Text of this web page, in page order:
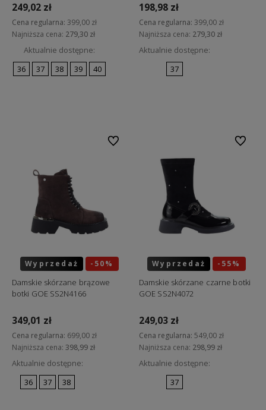
249,02 zł
Cena regularna: 399,00 zł
Najniższa cena: 279,30 zł
Aktualnie dostępne:
36
37 38 39 40
198,98 zł
Cena regularna: 399,00 zł
Najniższa cena: 279,30 zł
Aktualnie dostępne:
37
-50%
Okazja
Wyprzedaż
Damskie skórzane brązowe
botki GOE SS2N4166
349,01 zł
Cena regularna: 699,00 zł
Najniższa cena: 398,99 zł
Aktualnie dostępne:
36
37 38
Do ulubionych
-55%
Okazja
Wyprzedaż
Damskie skórzane czarne botki
GOE SS2N4072
249,03 zł
Cena regularna: 549,00 zł
Najniższa cena: 298,99 zł
Aktualnie dostępne:
37
Do